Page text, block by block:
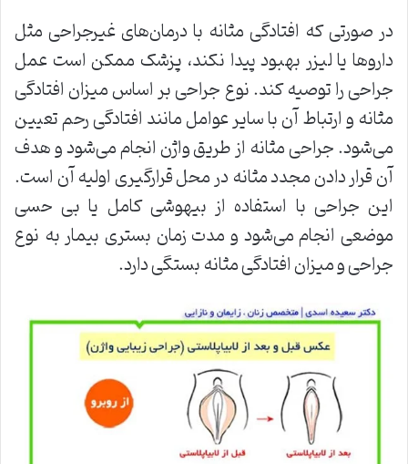
در صورتی که افتادگی مثانه با درمان‌های غیرجراحی مثل
داروها یا لیزر بهبود پیدا نکند، پزشک ممکن است عمل
جراحی را توصیه کند. نوع جراحی بر اساس میزان افتادگی
مثانه و ارتباط آن با سایر عوامل مانند افتادگی رحم تعیین
می‌شود. جراحی مثانه از طریق واژن انجام می‌شود و هدف
آن قرار دادن مجدد مثانه در محل قرارگیری اولیه آن است.
این جراحی با استفاده از بیهوشی کامل یا بی حسی
موضعی انجام می‌شود و مدت زمان بستری بیمار به نوع
جراحی و میزان افتادگی مثانه بستگی دارد.